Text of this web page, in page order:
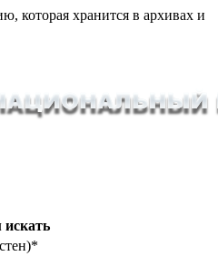
которая хранится в архивах и